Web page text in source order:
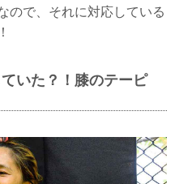
ので、それに対応している
いた？！膝のテーピ